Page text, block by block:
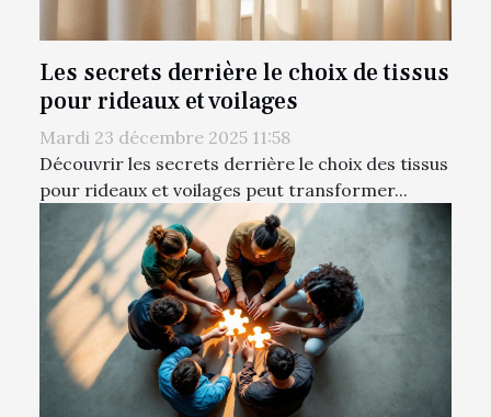
Les secrets derrière le choix de tissus
pour rideaux et voilages
Mardi 23 décembre 2025 11:58
Découvrir les secrets derrière le choix des tissus
pour rideaux et voilages peut transformer...